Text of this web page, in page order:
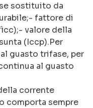
sostituito da
fattore di
valore della
(Iccp).Per
guasto trifase, per
al guasto
corrente
comporta sempre